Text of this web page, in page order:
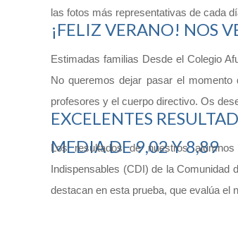
las fotos más representativas de cada
¡FELIZ VERANO! NOS
Estimadas familias Desde el Colegio
No queremos dejar pasar el
profesores y el cuerpo directivo. Os
EXCELENTES
MEDIA DE 9,02 Y 8,89
Los resultados de nuestros
Indispensables (CDI) de la Comunidad
destacan en esta prueba, que evalúa